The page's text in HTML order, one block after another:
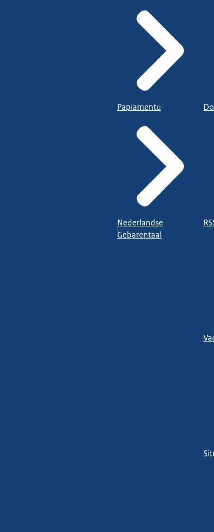
Papiamentu
Nederlandse
Gebarentaal